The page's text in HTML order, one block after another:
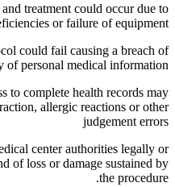
treatment could occur due to
or failure of equipment
could fail causing a breach of
of personal medical information
to complete health records may
allergic reactions or other
judgement errors
center authorities legally or
of loss or damage sustained by
the procedure.